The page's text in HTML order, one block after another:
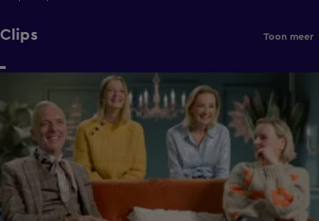
Clips Toon meer